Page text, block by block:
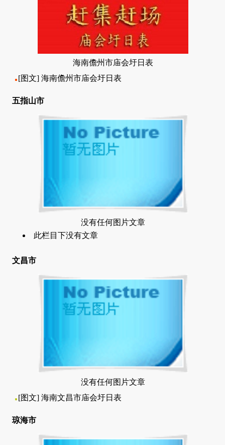
海南儋州市庙会圩日表
[图文] 海南儋州市庙会圩日表
五指山市
没有任何图片文章
此栏目下没有文章
文昌市
没有任何图片文章
[图文] 海南文昌市庙会圩日表
琼海市